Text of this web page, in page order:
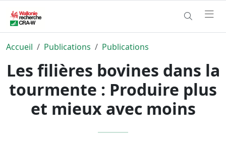
Accueil Publications Publications
Les filières bovines dans la
tourmente : Produire plus
et mieux avec moins